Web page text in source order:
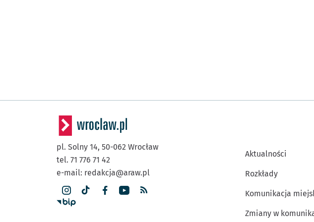
pl. Solny 14, 50-062 Wrocław
tel. 71 776 71 42
e-mail: redakcja@araw.pl
Aktualności
Rozkłady
Komunikacja
Zmiany w